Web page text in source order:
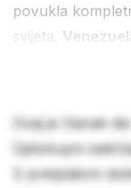
povukla
svijeta.
Ovaj je članak
Cjelokupni
S pretplatom